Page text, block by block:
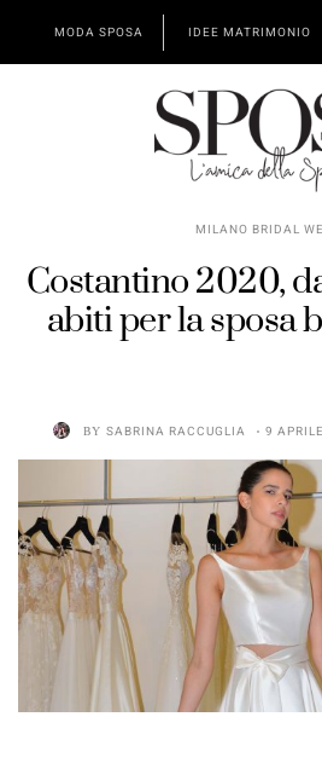
MODA SPOSA IDEE MATRIMONIO
MILANO BRIDAL
Costantino 2020,
abiti per la sposa
BY SABRINA RACCUGLIA 9